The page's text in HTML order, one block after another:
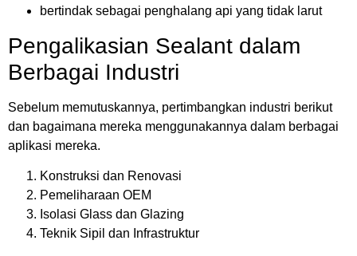
bertindak sebagai penghalang api yang tidak larut
Pengalikasian Sealant dalam
Berbagai Industri
Sebelum memutuskannya, pertimbangkan industri berikut
dan bagaimana mereka menggunakannya dalam berbagai
aplikasi mereka.
Konstruksi dan Renovasi
Pemeliharaan OEM
Isolasi Glass dan Glazing
Teknik Sipil dan Infrastruktur